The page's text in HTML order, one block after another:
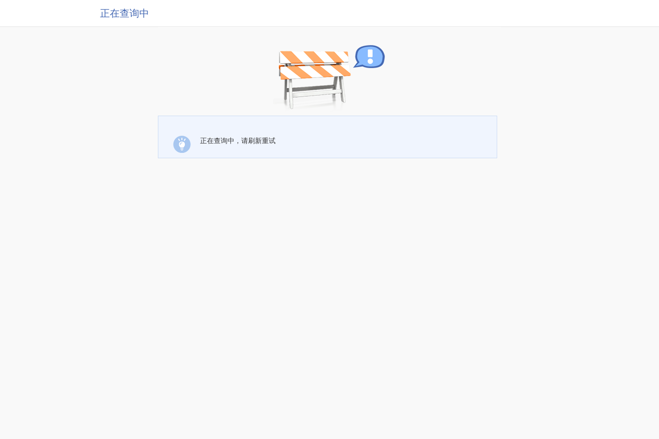
正在查询中
正在查询中，请刷新重试